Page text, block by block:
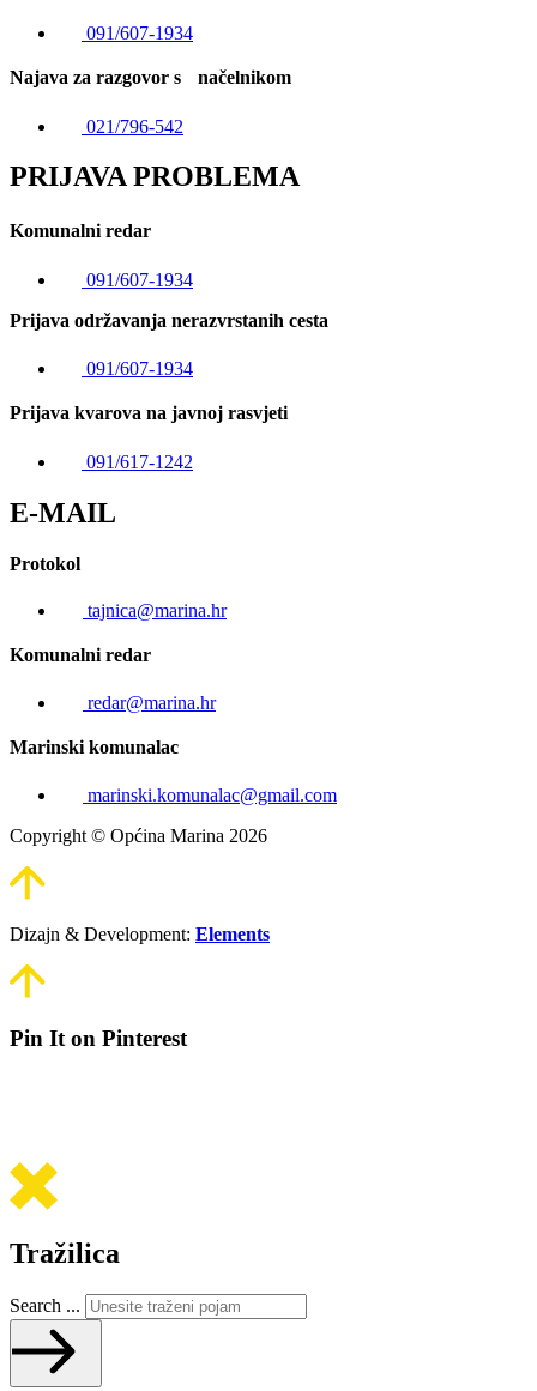
091/607-1934
Najava za razgovor s načelnikom
021/796-542
PRIJAVA PROBLEMA
Komunalni redar
091/607-1934
Prijava održavanja nerazvrstanih cesta
091/607-1934
Prijava kvarova na javnoj rasvjeti
091/617-1242
E-MAIL
Protokol
tajnica@marina.hr
Komunalni redar
redar@marina.hr
Marinski komunalac
marinski.komunalac@gmail.com
Copyright © Općina Marina 2026
Dizajn & Development: Elements
Pin It on Pinterest
Tražilica
Search ...